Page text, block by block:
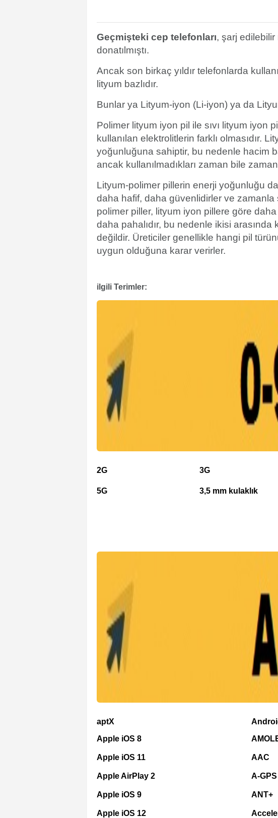
Geçmişteki cep telefonları, şarj edilebilir
donatılmıştı.
Ancak son birkaç yıldır telefonlarda
lityum bazlıdır.
Bunlar ya Lityum-iyon (Li-iyon) ya da
Polimer lityum iyon pil ile sıvı lityum iyon
kullanılan elektrolitlerin farklı olmasıdır.
yoğunluğuna sahiptir, bu nedenle hacim
ancak kullanılmadıkları zaman bile
Lityum-polimer pillerin enerji yoğunluğu
daha hafif, daha güvenlidirler ve zamanla
polimer piller, lityum iyon pillere göre
daha pahalıdır, bu nedenle ikisi
değildir. Üreticiler genellikle hangi pil
uygun olduğuna karar verirler.
ilgili Terimler:
2G 3G
5G
3,5 mm kulaklık
aptX
Apple iOS 8
Apple iOS 11
Apple AirPlay 2
Apple iOS 9
Apple iOS 12
AAC
A-GPS
ANT+